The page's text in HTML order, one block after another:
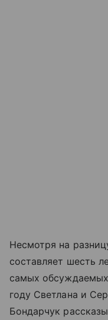
Несмотря на
составляет шесть
самых
году Светлана и
Бондарчук